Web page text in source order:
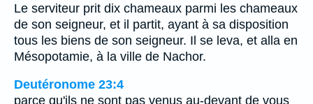
Le serviteur prit dix chameaux parmi les chameaux
de son seigneur, et il partit, ayant à sa disposition
tous les biens de son seigneur. Il se leva, et alla en
Mésopotamie, à la ville de Nachor.
Deutéronome 23:4
parce qu'ils ne sont pas venus au-devant de vous